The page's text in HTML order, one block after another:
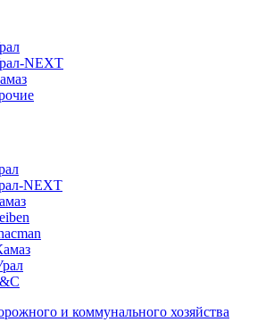
NEXT
NEXT
и коммунального хозяйства